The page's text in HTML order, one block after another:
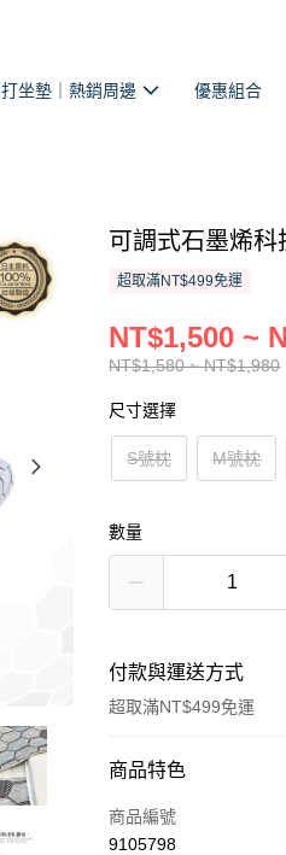
打坐墊｜熱銷周邊 優惠組合
可調式石墨烯
超取滿NT$499免運
NT$1,580 ~ NT$1,980
NT$1,500 ~
尺寸選擇
S號枕 M號枕
數量
付款與運送方式
超取滿NT$499免運
付款方式
信用卡一次付款
商品特色
商品編號
9105798